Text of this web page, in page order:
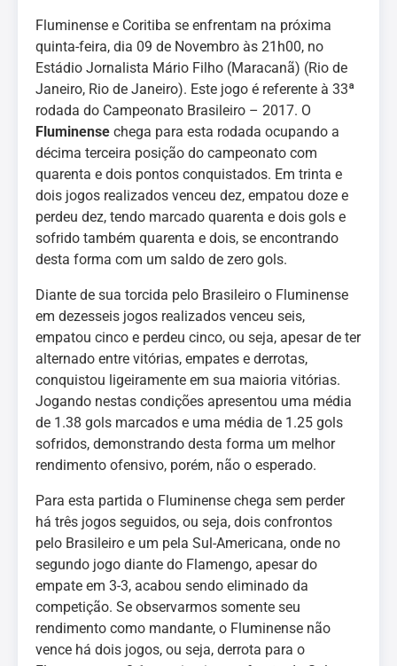
Fluminense e Coritiba se enfrentam na próxima
quinta-feira, dia 09 de Novembro às 21h00, no
Estádio Jornalista Mário Filho (Maracanã) (Rio de
Janeiro, Rio de Janeiro). Este jogo é referente à 33ª
rodada do Campeonato Brasileiro – 2017. O
Fluminense chega para esta rodada ocupando a
décima terceira posição do campeonato com
quarenta e dois pontos conquistados. Em trinta e
dois jogos realizados venceu dez, empatou doze e
perdeu dez, tendo marcado quarenta e dois gols e
sofrido também quarenta e dois, se encontrando
desta forma com um saldo de zero gols.
Diante de sua torcida pelo Brasileiro o Fluminense
em dezesseis jogos realizados venceu seis,
empatou cinco e perdeu cinco, ou seja, apesar de ter
alternado entre vitórias, empates e derrotas,
conquistou ligeiramente em sua maioria vitórias.
Jogando nestas condições apresentou uma média
de 1.38 gols marcados e uma média de 1.25 gols
sofridos, demonstrando desta forma um melhor
rendimento ofensivo, porém, não o esperado.
Para esta partida o Fluminense chega sem perder
há três jogos seguidos, ou seja, dois confrontos
pelo Brasileiro e um pela Sul-Americana, onde no
segundo jogo diante do Flamengo, apesar do
empate em 3-3, acabou sendo eliminado da
competição. Se observarmos somente seu
rendimento como mandante, o Fluminense não
vence há dois jogos, ou seja, derrota para o